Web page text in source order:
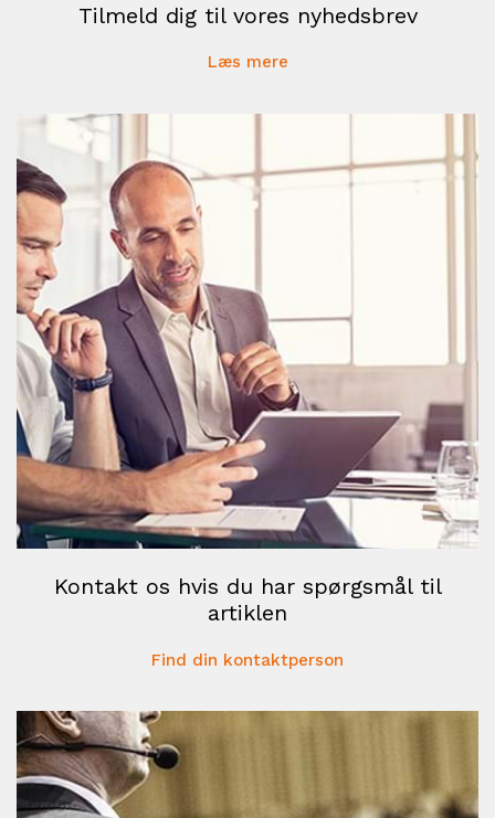
Tilmeld dig til vores nyhedsbrev
Læs mere
Kontakt os hvis du har spørgsmål til
artiklen
Find din kontaktperson